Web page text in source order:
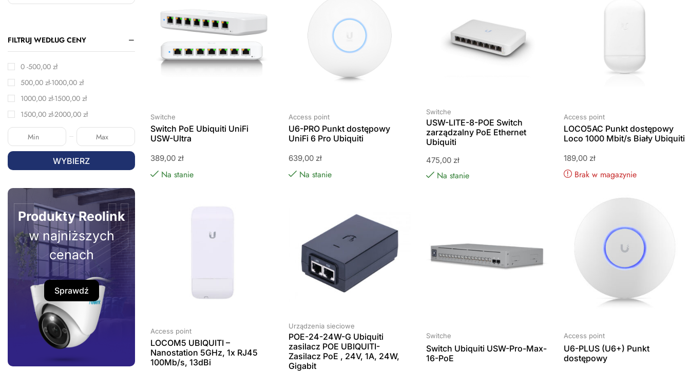
FILTRUJ WEDŁUG CENY
0 -500,00 zł
500,00 zł-1000,00 zł
1000,00 zł-1500,00 zł
1500,00 zł-2000,00 zł
WYBIERZ
Produkty Reolink
w najniższych
cenach
Sprawdź
Access point
LOCO5AC Punkt dostępowy
Loco 1000 Mbit/s Biały Ubiquiti
189,00 zł
Brak w magazynie
Access point
LOCOM5 UBIQUITI –
Nanostation 5GHz, 1x RJ45
100Mb/s, 13dBi
Urządzenia sieciowe
POE-24-24W-G Ubiquiti
zasilacz POE UBIQUITI-
Zasilacz PoE , 24V, 1A, 24W,
Gigabit
Switche
Switch PoE Ubiquiti UniFi
USW-Ultra
389,00 zł
Na stanie
Switche
Switch Ubiquiti USW-Pro-Max-
16-PoE
Access point
U6-PLUS (U6+) Punkt
dostępowy
Access point
U6-PRO Punkt dostępowy
UniFi 6 Pro Ubiquiti
639,00 zł
Na stanie
Switche
USW-LITE-8-POE Switch
zarządzalny PoE Ethernet
Ubiquiti
475,00 zł
Na stanie